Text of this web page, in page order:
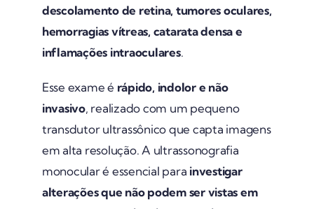
descolamento de retina, tumores oculares,
hemorragias vítreas, catarata densa e
inflamações intraoculares.
Esse exame é rápido, indolor e não
invasivo, realizado com um pequeno
transdutor ultrassônico que capta imagens
em alta resolução. A ultrassonografia
monocular é essencial para investigar
alterações que não podem ser vistas em